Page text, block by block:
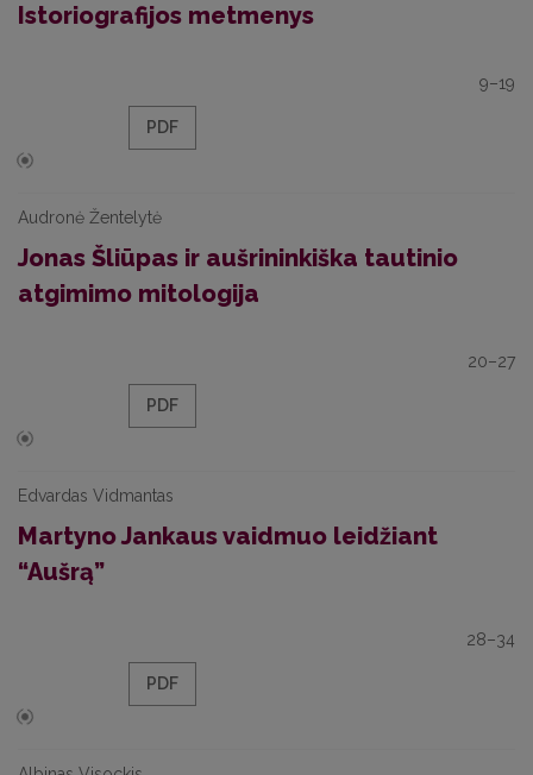
Istoriografijos metmenys
9–19
PDF
Audronė Žentelytė
Jonas Šliūpas ir aušrininkiška tautinio
atgimimo mitologija
20–27
PDF
Edvardas Vidmantas
Martyno Jankaus vaidmuo leidžiant
“Aušrą”
28–34
PDF